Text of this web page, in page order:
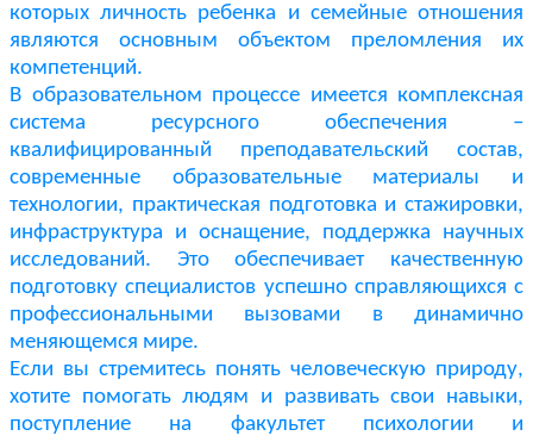
которых личность ребенка и семейные отношения
являются основным объектом преломления их
компетенций.
В образовательном процессе имеется комплексная
система ресурсного обеспечения –
квалифицированный преподавательский состав,
современные образовательные материалы и
технологии, практическая подготовка и стажировки,
инфраструктура и оснащение, поддержка научных
исследований. Это обеспечивает качественную
подготовку специалистов успешно справляющихся с
профессиональными вызовами в динамично
меняющемся мире.
Если вы стремитесь понять человеческую природу,
хотите помогать людям и развивать свои навыки,
поступление на факультет психологии и